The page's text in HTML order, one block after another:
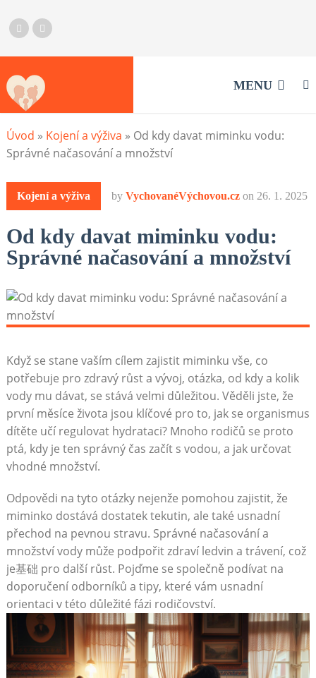
MENU
Úvod » Kojení a výživa » Od kdy davat miminku vodu:
Správné načasování a množství
Kojení a výživa by VychovanéVýchovou.cz on 26. 1. 2025
Od kdy davat miminku vodu:
Správné načasování a množství
Když se stane vaším cílem zajistit miminku vše, co
potřebuje pro zdravý růst a vývoj, otázka, od kdy a kolik
vody mu dávat, se stává velmi důležitou. Věděli jste, že
první měsíce života jsou klíčové pro to, jak se organismus
dítěte učí regulovat hydrataci? Mnoho rodičů se proto
ptá, kdy je ten správný čas začít s vodou, a jak určovat
vhodné množství.
Odpovědi na tyto otázky nejenže pomohou zajistit, že
miminko dostává dostatek tekutin, ale také usnadní
přechod na pevnou stravu. Správné načasování a
množství vody může podpořit zdraví ledvin a trávení, což
je基础 pro další růst. Pojďme se společně podívat na
doporučení odborníků a tipy, které vám usnadní
orientaci v této důležité fázi rodičovství.